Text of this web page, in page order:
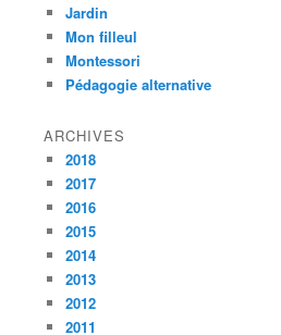
Jardin
Mon filleul
Montessori
Pédagogie alternative
ARCHIVES
2018
2017
2016
2015
2014
2013
2012
2011